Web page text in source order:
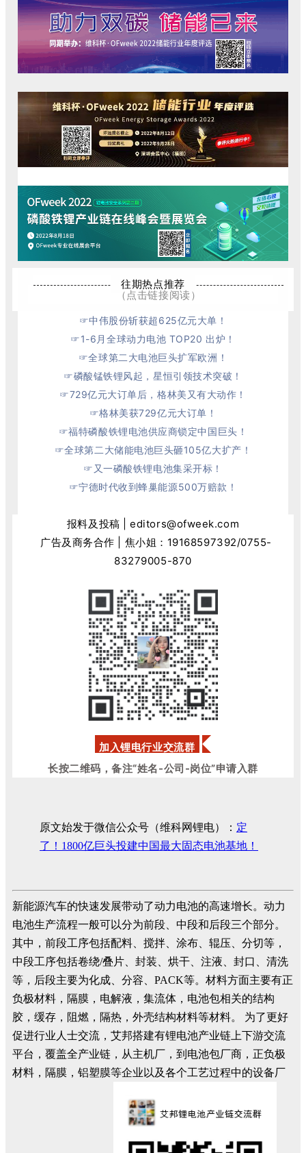
往期热点推荐
（点击链接阅读）
☞中伟股份斩获超625亿元大单！
☞1-6月全球动力电池 TOP20 出炉！
☞全球第二大电池巨头扩军欧洲！
☞磷酸锰铁锂风起，星恒引领技术突破！
☞729亿元大订单后，格林美又有大动作！
☞格林美获729亿元大订单！
☞福特磷酸铁锂电池供应商锁定中国巨头！
☞全球第二大储能电池巨头砸105亿大扩产！
☞ 又一磷酸铁锂电池集采开标！
☞宁德时代收到蜂巢能源500万赔款！
报料及投稿 | editors@ofweek.com
广告及商务合作 | 焦小姐： 19168597392/0755-
83279005-870
加入锂电行业交流群
长按二维码，备注“姓名-公司-岗位”申请入群
原文始发于微信公众号（维科网锂电）： 定
了！1800亿巨头投建中国最大固态电池基地！
新能源汽车的快速发展带动了动力电池的高速增长。动力
电池生产流程一般可以分为前段、中段和后段三个部分。
其中，前段工序包括配料、搅拌、涂布、辊压、分切等，
中段工序包括卷绕/叠片、封装、烘干、注液、封口、清洗
等，后段主要为化成、分容、PACK等。材料方面主要有正
负极材料，隔膜，电解液，集流体，电池包相关的结构
胶，缓存，阻燃，隔热，外壳结构材料等材料。 为了更好
促进行业人士交流，艾邦搭建有锂电池产业链上下游交流
平台，覆盖全产业链，从主机厂，到电池包厂商，正负极
材料，隔膜，铝塑膜等企业以及各个工艺过程中的设备厂